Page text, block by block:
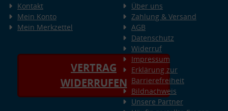
Kontakt
Mein Konto
Mein Merkzettel
VERTRAG
WIDERRUFEN
Über uns
Zahlung & Versand
AGB
Datenschutz
Widerruf
Impressum
Erklärung zur
Barrierefreiheit
Bildnachweis
Unsere Partner